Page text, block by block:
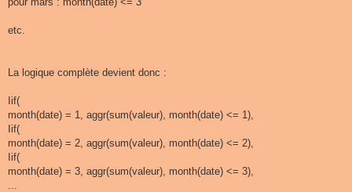
etc.
La logique complète devient donc :
Iif(
month(date) = 1, aggr(sum(valeur), month(date) <= 1),
Iif(
month(date) = 2, aggr(sum(valeur), month(date) <= 2),
Iif(
month(date) = 3, aggr(sum(valeur), month(date) <= 3),